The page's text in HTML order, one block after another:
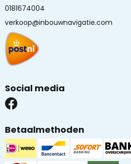
0181674004
verkoop@inbouwnavigatie.com
Social media
Betaalmethoden